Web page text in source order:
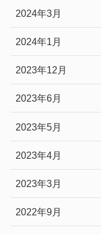
2024年3月
2024年1月
2023年12月
2023年6月
2023年5月
2023年4月
2023年3月
2022年9月